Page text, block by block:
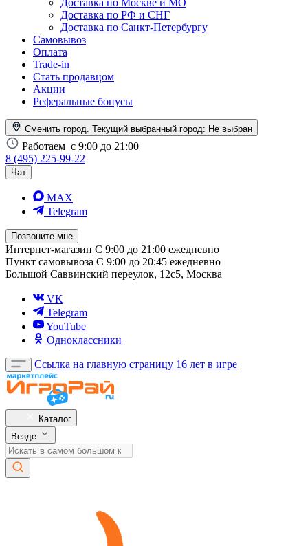
Доставка по РФ и СНГ
Доставка по Санкт-Петербургу
Самовывоз
Оплата
Trade-in
Стать продавцом
Акции
Реферальные бонусы
Сменить город. Текущий выбранный город: Не выбран
Работаем с 9:00 до 21:00
8 (495) 225-99-22
Чат
MAX
Telegram
Позвоните мне
Интернет-магазин С 9:00 до 21:00 ежедневно
Пункт самовывоза С 9:00 до 20:45 ежедневно
Большой Саввинский переулок, 12с5, Москва
VK
Telegram
YouTube
Одноклассники
Ссылка на главную страницу 16 лет в игре
Каталог
Везде